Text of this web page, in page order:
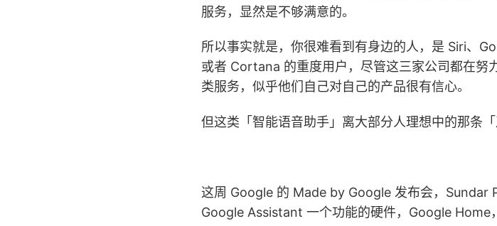
服务，显然是不够满意的。
所以事实就是，你很难看到有身边的人，是 Siri、
或者 Cortana 的重度用户，尽管这三家公司都在努
类服务，似乎他们自己对自己的产品很有信心。
但这类「智能语音助手」离大部分人理想中的那条「
这周 Google 的 Made by Google 发布会，Sundar
Google Assistant 一个功能的硬件，Google Home